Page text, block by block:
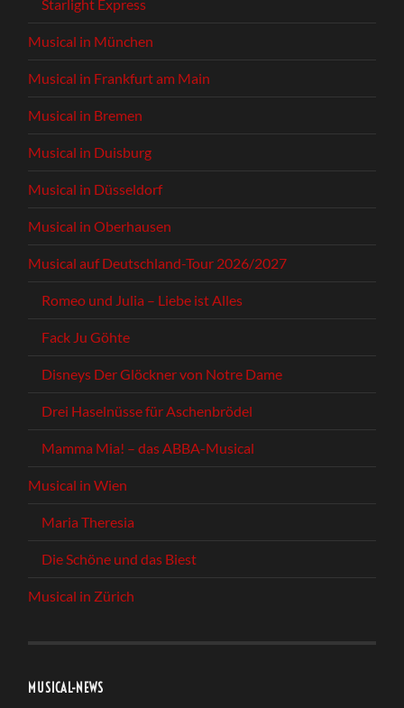
Starlight Express
Musical in München
Musical in Frankfurt am Main
Musical in Bremen
Musical in Duisburg
Musical in Düsseldorf
Musical in Oberhausen
Musical auf Deutschland-Tour 2026/2027
Romeo und Julia – Liebe ist Alles
Fack Ju Göhte
Disneys Der Glöckner von Notre Dame
Drei Haselnüsse für Aschenbrödel
Mamma Mia! – das ABBA-Musical
Musical in Wien
Maria Theresia
Die Schöne und das Biest
Musical in Zürich
MUSICAL-NEWS